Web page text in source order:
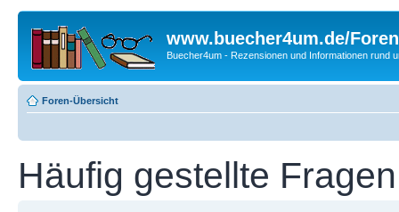
www.buecher4um.de/Foren
Buecher4um - Rezensionen und Informationen rund
Foren-Übersicht
Häufig gestellte Fragen